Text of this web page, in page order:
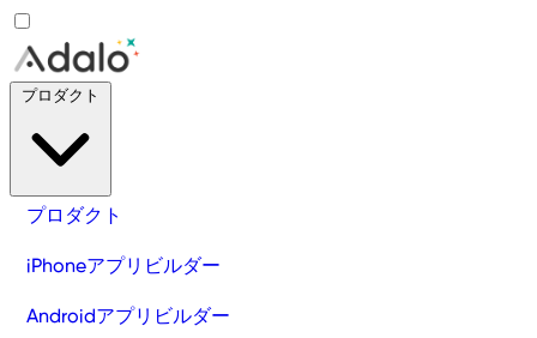
プロダクト
iPhoneアプリビルダー
Androidアプリビルダー